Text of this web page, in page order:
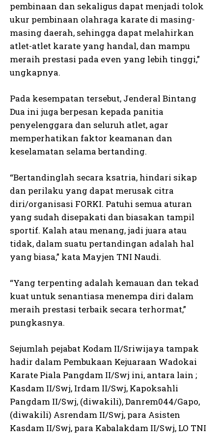
pembinaan dan sekaligus dapat menjadi tolok
ukur pembinaan olahraga karate di masing-
masing daerah, sehingga dapat melahirkan
atlet-atlet karate yang handal, dan mampu
meraih prestasi pada even yang lebih tinggi,”
ungkapnya.
Pada kesempatan tersebut, Jenderal Bintang
Dua ini juga berpesan kepada panitia
penyelenggara dan seluruh atlet, agar
memperhatikan faktor keamanan dan
keselamatan selama bertanding.
“Bertandinglah secara ksatria, hindari sikap
dan perilaku yang dapat merusak citra
diri/organisasi FORKI. Patuhi semua aturan
yang sudah disepakati dan biasakan tampil
sportif. Kalah atau menang, jadi juara atau
tidak, dalam suatu pertandingan adalah hal
yang biasa,” kata Mayjen TNI Naudi.
“Yang terpenting adalah kemauan dan tekad
kuat untuk senantiasa menempa diri dalam
meraih prestasi terbaik secara terhormat,”
pungkasnya.
Sejumlah pejabat Kodam II/Sriwijaya tampak
hadir dalam Pembukaan Kejuaraan Wadokai
Karate Piala Pangdam II/Swj ini, antara lain ;
Kasdam II/Swj, Irdam II/Swj, Kapoksahli
Pangdam II/Swj, (diwakili), Danrem044/Gapo,
(diwakili) Asrendam II/Swj, para Asisten
Kasdam II/Swj, para Kabalakdam II/Swj, LO TNI